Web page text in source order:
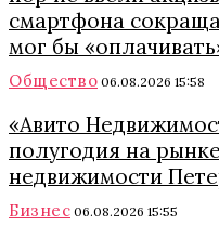
смартфона
мог бы
Общество 06.08.2026 15:58
«Авито
полугодия на
недвижимости
Бизнес 06.08.2026 15:55